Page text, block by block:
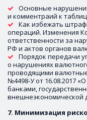
Основные
и комментраий к
Как избежать
операций. Изменения
ответственности за
РФ и актов органов
Порядок передачи
о нарушениях
проводящими
№4498-У от 16.08.2017
банками,
внешнеэкономической
7. Минимизация